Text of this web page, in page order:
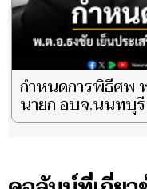
กำหนดการพิธีศพ
นายก อบจ.นนทบุ